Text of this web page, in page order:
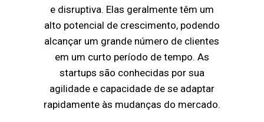
e disruptiva. Elas geralmente têm um
alto potencial de crescimento, podendo
alcançar um grande número de clientes
em um curto período de tempo. As
startups são conhecidas por sua
agilidade e capacidade de se adaptar
rapidamente às mudanças do mercado.